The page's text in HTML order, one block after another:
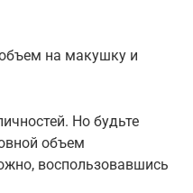
на макушку и
Но будьте
объем
воспользовавшись